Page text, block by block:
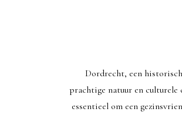
Dordrecht, een
prachtige natuur en culturele
essentieel om een